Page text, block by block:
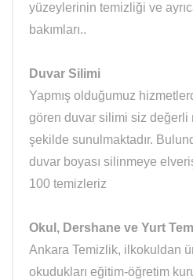
yüzeylerinin temizliği ve
bakımları..
Duvar Silimi
Yapmış olduğumuz
gören duvar silimi siz değerli
şekilde sunulmaktadır.
duvar boyası silinmeye
100 temizleriz
Okul, Dershane ve Yurt
Ankara Temizlik, ilkokuldan
okudukları eğitim-öğretim